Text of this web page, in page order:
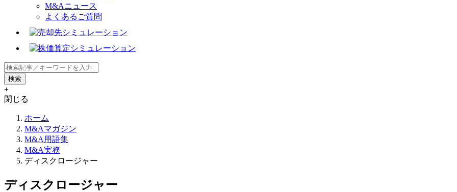
M&Aニュース
よくあるご質問
+
閉じる
ホーム
M&Aマガジン
M&A用語集
M&A実務
ディスクロージャー
ディスクロージャー